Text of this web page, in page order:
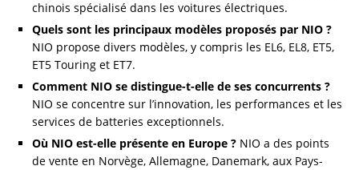
chinois spécialisé dans les voitures électriques.
Quels sont les principaux modèles proposés par NIO ?
NIO propose divers modèles, y compris les EL6, EL8, ET5,
ET5 Touring et ET7.
Comment NIO se distingue-t-elle de ses concurrents ?
NIO se concentre sur l’innovation, les performances et les
services de batteries exceptionnels.
Où NIO est-elle présente en Europe ? NIO a des points
de vente en Norvège, Allemagne, Danemark, aux Pays-